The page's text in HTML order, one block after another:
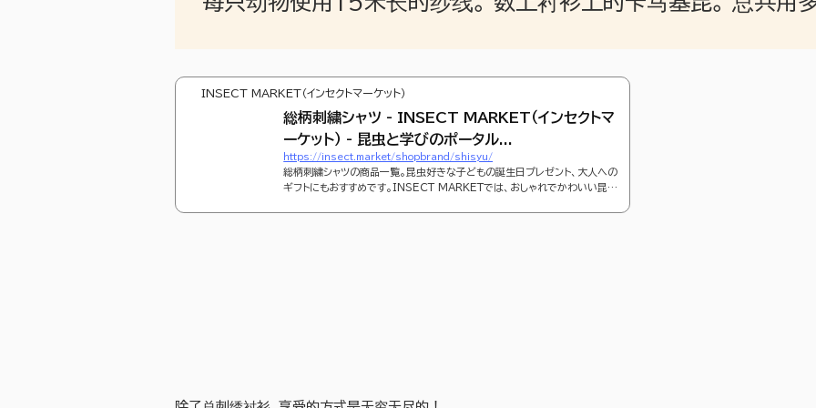
INSECT MARKET（インセクトマーケット）
総柄刺繍シャツ - INSECT MARKET（インセクトマ
ーケット） - 昆虫と学びのポータル...
https://insect.market/shopbrand/shisyu/
総柄刺繍シャツの商品一覧。昆虫好きな子どもの誕生日プレゼント、大人への
ギフトにもおすすめです。INSECT MARKETでは、おしゃれでかわいい昆虫